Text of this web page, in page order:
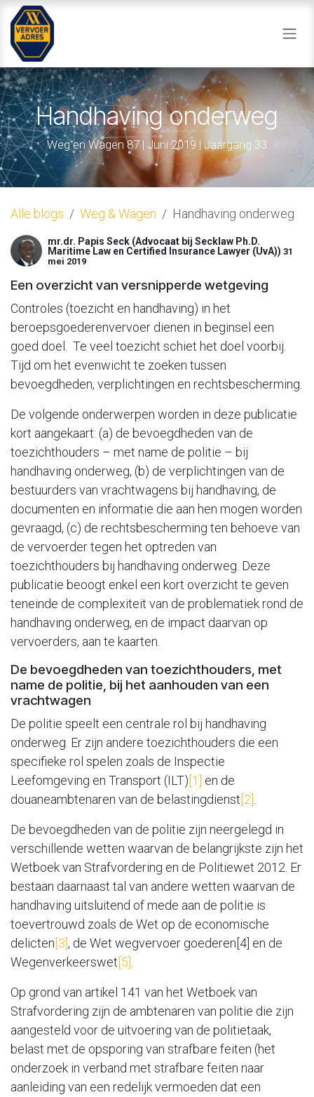
Overslaan naar inhoud
Handhaving onderweg
Weg en Wagen 87 | Juni 2019 | Jaargang 33
Alle blogs Weg & Wagen Handhaving onderweg
mr.dr. Papis Seck (Advocaat bij Secklaw Ph.D.
Maritime Law en Certified Insurance Lawyer (UvA)) 31
mei 2019
Een overzicht van versnipperde wetgeving
Controles (toezicht en handhaving) in het
beroepsgoederenvervoer dienen in beginsel een
goed doel. Te veel toezicht schiet het doel voorbij.
Tijd om het evenwicht te zoeken tussen
bevoegdheden, verplichtingen en rechtsbescherming.
De volgende onderwerpen worden in deze publicatie
kort aangekaart: (a) de bevoegdheden van de
toezichthouders – met name de politie – bij
handhaving onderweg, (b) de verplichtingen van de
bestuurders van vrachtwagens bij handhaving, de
documenten en informatie die aan hen mogen worden
gevraagd, (c) de rechtsbescherming ten behoeve van
de vervoerder tegen het optreden van
toezichthouders bij handhaving onderweg. Deze
publicatie beoogt enkel een kort overzicht te geven
teneinde de complexiteit van de problematiek rond de
handhaving onderweg, en de impact daarvan op
vervoerders, aan te kaarten.
De bevoegdheden van toezichthouders, met
name de politie, bij het aanhouden van een
vrachtwagen
De politie speelt een centrale rol bij handhaving
onderweg. Er zijn andere toezichthouders die een
specifieke rol spelen zoals de Inspectie
Leefomgeving en Transport (ILT) [1]
en de
douaneambtenaren van de belastingdienst [2]
De bevoegdheden van de politie zijn neergelegd in
verschillende wetten waarvan de belangrijkste zijn het
Wetboek van Strafvordering en de Politiewet 2012. Er
bestaan daarnaast tal van andere wetten waarvan de
handhaving uitsluitend of mede aan de politie is
toevertrouwd zoals de Wet op de economische
delicten [3] , de Wet wegvervoer goederen[4] en de
Wegenverkeerswet [5]
Op grond van artikel 141 van het Wetboek van
Strafvordering zijn de ambtenaren van politie die zijn
aangesteld voor de uitvoering van de politietaak,
belast met de opsporing van strafbare feiten (het
onderzoek in verband met strafbare feiten naar
aanleiding van een redelijk vermoeden dat een